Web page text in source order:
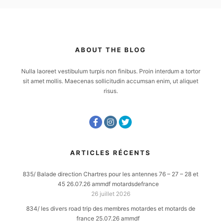
ABOUT THE BLOG
Nulla laoreet vestibulum turpis non finibus. Proin interdum a tortor
sit amet mollis. Maecenas sollicitudin accumsan enim, ut aliquet
risus.
ARTICLES RÉCENTS
835/ Balade direction Chartres pour les antennes 76 – 27 – 28 et
45 26.07.26 ammdf motardsdefrance
26 juillet 2026
834/ les divers road trip des membres motardes et motards de
france 25.07.26 ammdf